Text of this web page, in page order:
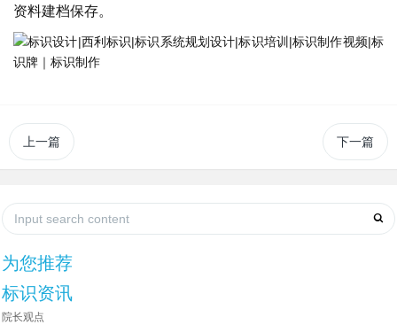
资料建档保存。
上一篇 下一篇
为您推荐
标识资讯
院长观点